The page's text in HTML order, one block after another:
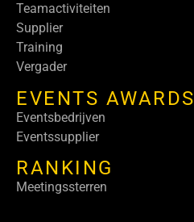
Teamactiviteiten
Supplier
Training
Vergader
EVENTS AWARDS
Eventsbedrijven
Eventssupplier
RANKING
Meetingssterren